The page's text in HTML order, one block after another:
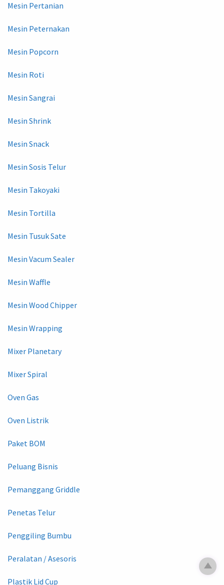
Mesin Pertanian
Mesin Peternakan
Mesin Popcorn
Mesin Roti
Mesin Sangrai
Mesin Shrink
Mesin Snack
Mesin Sosis Telur
Mesin Takoyaki
Mesin Tortilla
Mesin Tusuk Sate
Mesin Vacum Sealer
Mesin Waffle
Mesin Wood Chipper
Mesin Wrapping
Mixer Planetary
Mixer Spiral
Oven Gas
Oven Listrik
Paket BOM
Peluang Bisnis
Pemanggang Griddle
Penetas Telur
Penggiling Bumbu
Peralatan / Asesoris
Plastik Lid Cup